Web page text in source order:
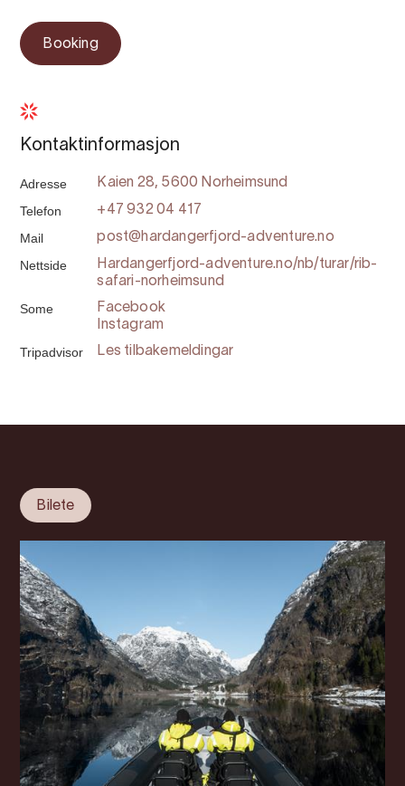
Booking
Kontaktinformasjon
Adresse Kaien 28, 5600 Norheimsund
Telefon +47 932 04 417
Mail post@hardangerfjord-adventure.no
Nettside
Hardangerfjord-adventure.no/nb/turar/rib-
safari-norheimsund
Some
Facebook
Instagram
Tripadvisor Les tilbakemeldingar
Bilete